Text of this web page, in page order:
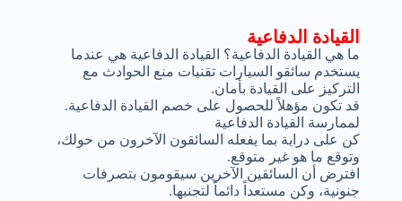
القيادة الدفاعية
ما هي القيادة الدفاعية؟ القيادة الدفاعية هي عندما
يستخدم سائقو السيارات تقنيات منع الحوادث مع
التركيز على القيادة بأمان.
قد تكون مؤهلاً للحصول على خصم القيادة الدفاعية.
لممارسة القيادة الدفاعية
كن على دراية بما يفعله السائقون الآخرون من حولك،
وتوقع ما هو غير متوقع.
افترض أن السائقين الآخرين سيقومون بتصرفات
جنونية، وكن مستعداً دائماً لتجنبها.